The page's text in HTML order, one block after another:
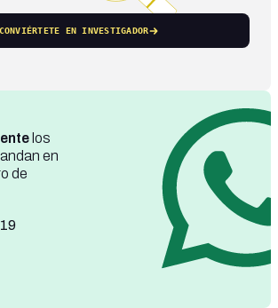
CONVIÉRTETE EN INVESTIGADOR
los
en
de